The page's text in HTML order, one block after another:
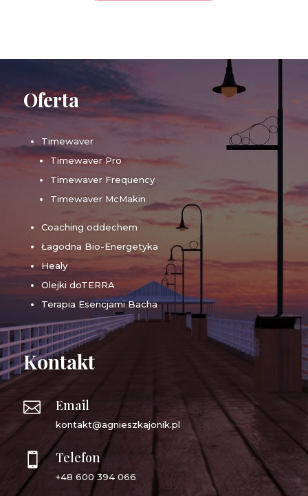
Oferta
Timewaver
Timewaver Pro
Timewaver Frequency
Timewaver McMakin
Coaching oddechem
Łagodna Bio-Energetyka
Healy
Olejki doTERRA
Terapia Esencjami Bacha
Kontakt
 Email
kontakt@agnieszkajonik.pl
 Telefon
+48 600 394 066